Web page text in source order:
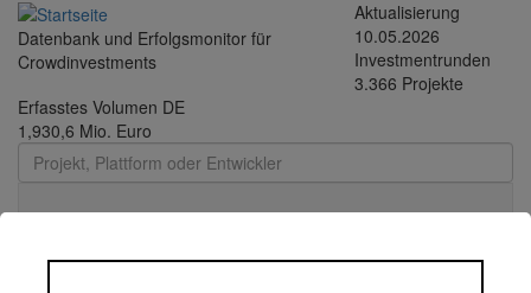
Direkt zum Inhalt
Datenbank und Erfolgsmonitor für
Crowdinvestments
Aktualisierung
10.05.2026
Investmentrunden
3.366 Projekte
Erfasstes Volumen DE
1,930,6 Mio. Euro
Toggle